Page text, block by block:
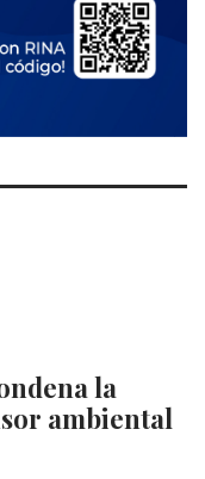
la
ambiental